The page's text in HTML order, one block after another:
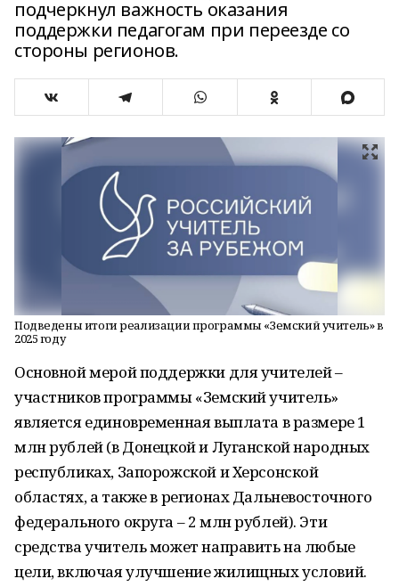
подчеркнул важность оказания
поддержки педагогам при переезде со
стороны регионов.
Подведены итоги реализации программы «Земский учитель» в
2025 году
Основной мерой поддержки для учителей –
участников программы «Земский учитель»
является единовременная выплата в размере 1
млн рублей (в Донецкой и Луганской народных
республиках, Запорожской и Херсонской
областях, а также в регионах Дальневосточного
федерального округа – 2 млн рублей). Эти
средства учитель может направить на любые
цели, включая улучшение жилищных условий.